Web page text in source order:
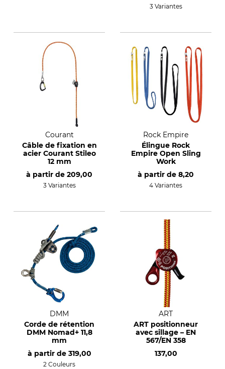
3 Variantes
Courant
Câble de fixation en
acier Courant Stileo
12 mm
à partir de 209,00
3 Variantes
Rock Empire
Élingue Rock
Empire Open Sling
Work
à partir de 8,20
4 Variantes
DMM
Corde de rétention
DMM Nomad+ 11,8
mm
à partir de 319,00
2 Couleurs
ART
ART positionneur
avec sillage – EN
567/EN 358
137,00